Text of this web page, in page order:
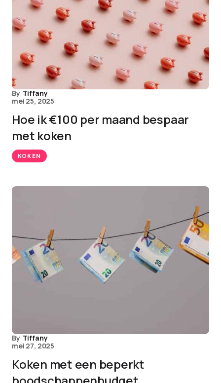
By Tiffany
mei 25, 2025
Hoe ik €100 per maand bespaar
met koken
KOKEN
By Tiffany
mei 27, 2025
Koken met een beperkt